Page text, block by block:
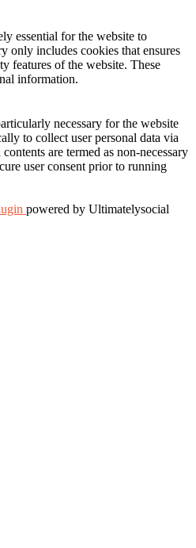
essential for the website to
only includes cookies that ensures
features of the website. These
information.
necessary for the website
to collect user personal data via
are termed as non-necessary
user consent prior to running
powered by Ultimatelysocial